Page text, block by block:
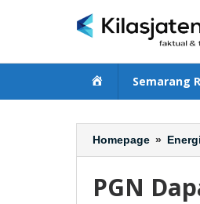
BerandaSemarang
Homepage » Energi
PGN